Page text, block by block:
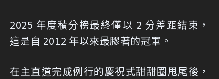
2025 年度積分榜最終僅以 2 分差距結束，
這是自 2012 年以來最膠著的冠軍。
在主直道完成例行的慶祝式甜甜圈甩尾後，